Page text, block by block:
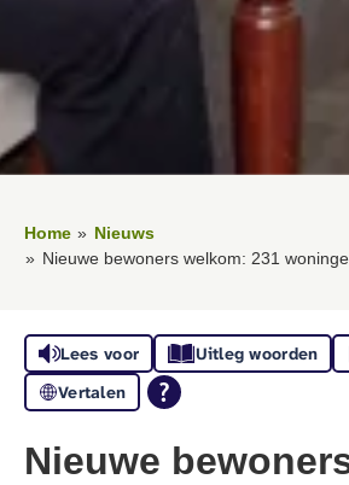
Home
Nieuws
Nieuwe bewoners welkom: 231
Lees voor Uitleg woorden
Vertalen
Nieuwe bewoners